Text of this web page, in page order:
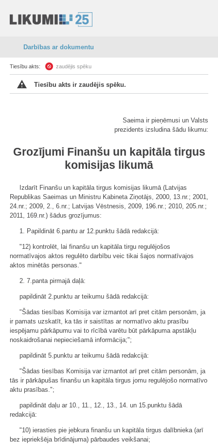
Darbības ar dokumentu
Tiesību akts: zaudējis spēku
Tiesību akts ir zaudējis spēku.
Saeima ir pieņēmusi un Valsts
prezidents izsludina šādu likumu:
Grozījumi Finanšu un kapitāla tirgus
komisijas likumā
Izdarīt Finanšu un kapitāla tirgus komisijas likumā (Latvijas
Republikas Saeimas un Ministru Kabineta Ziņotājs, 2000, 13.nr.; 2001,
24.nr.; 2009, 2., 6.nr.; Latvijas Vēstnesis, 2009, 196.nr.; 2010, 205.nr.;
2011, 169.nr.) šādus grozījumus:
1. Papildināt 6.pantu ar 12.punktu šādā redakcijā:
"12) kontrolēt, lai finanšu un kapitāla tirgu regulējošos
normatīvajos aktos regulēto darbību veic tikai šajos normatīvajos
aktos minētās personas."
2. 7.panta pirmajā daļā:
papildināt 2.punktu ar teikumu šādā redakcijā:
"Šādas tiesības Komisija var izmantot arī pret citām personām, ja
ir pamats uzskatīt, ka tās ir saistītas ar normatīvo aktu prasību
iespējamu pārkāpumu vai to rīcībā varētu būt pārkāpuma apstākļu
noskaidrošanai nepieciešamā informācija;";
papildināt 5.punktu ar teikumu šādā redakcijā:
"Šādas tiesības Komisija var izmantot arī pret citām personām, ja
tās ir pārkāpušas finanšu un kapitāla tirgus jomu regulējošo normatīvo
aktu prasības.";
papildināt daļu ar 10., 11., 12., 13., 14. un 15.punktu šādā
redakcijā:
"10) ierasties pie jebkura finanšu un kapitāla tirgus dalībnieka (arī
bez iepriekšēja brīdinājuma) pārbaudes veikšanai;